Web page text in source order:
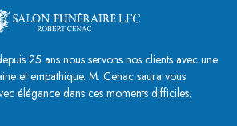
25 ans nous servons nos clients avec une
et empathique. M. Cenac saura vous
élégance dans ces moments difficiles.